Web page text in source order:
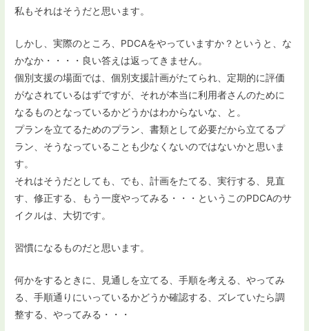
私もそれはそうだと思います。
しかし、実際のところ、PDCAをやっていますか？というと、な
かなか・・・・良い答えは返ってきません。
個別支援の場面では、個別支援計画がたてられ、定期的に評価
がなされているはずですが、それが本当に利用者さんのために
なるものとなっているかどうかはわからないな、と。
プランを立てるためのプラン、書類として必要だから立てるプ
ラン、そうなっていることも少なくないのではないかと思いま
す。
それはそうだとしても、でも、計画をたてる、実行する、見直
す、修正する、もう一度やってみる・・・というこのPDCAのサ
イクルは、大切です。
習慣になるものだと思います。
何かをするときに、見通しを立てる、手順を考える、やってみ
る、手順通りにいっているかどうか確認する、ズレていたら調
整する、やってみる・・・